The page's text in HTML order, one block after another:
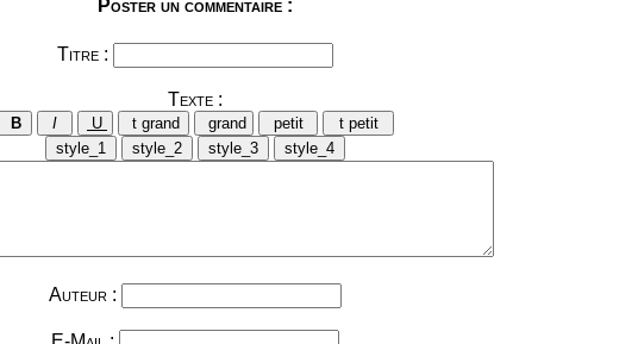
Poster un commentaire :
Titre :
Texte :
Auteur :